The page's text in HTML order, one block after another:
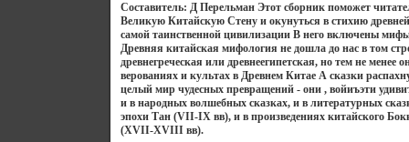
Составитель: Д Перельман Этот сборник поможет
Великую Китайскую Стену и окунуться в стихию
самой таинственной цивилизации В него включены
Древняя китайская мифология не дошла до нас в том
древнегреческая или древнеегипетская, но тем не менее
верованиях и культах в Древнем Китае А сказки
целый мир чудесных превращений - они , войиъэти
и в народных волшебных сказках, и в литературных
эпохи Тан (VII-IX вв), и в произведениях китайского
(XVII-XVIII вв).